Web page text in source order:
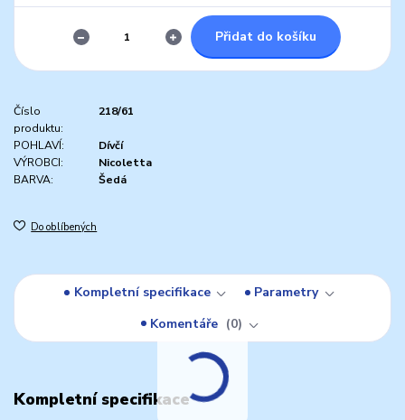
Přidat do košíku
Číslo
produktu:
218/61
POHLAVÍ:
Dívčí
VÝROBCI:
Nicoletta
BARVA:
Šedá
Do oblíbených
Kompletní specifikace
Parametry
Komentáře
0
Kompletní specifikace